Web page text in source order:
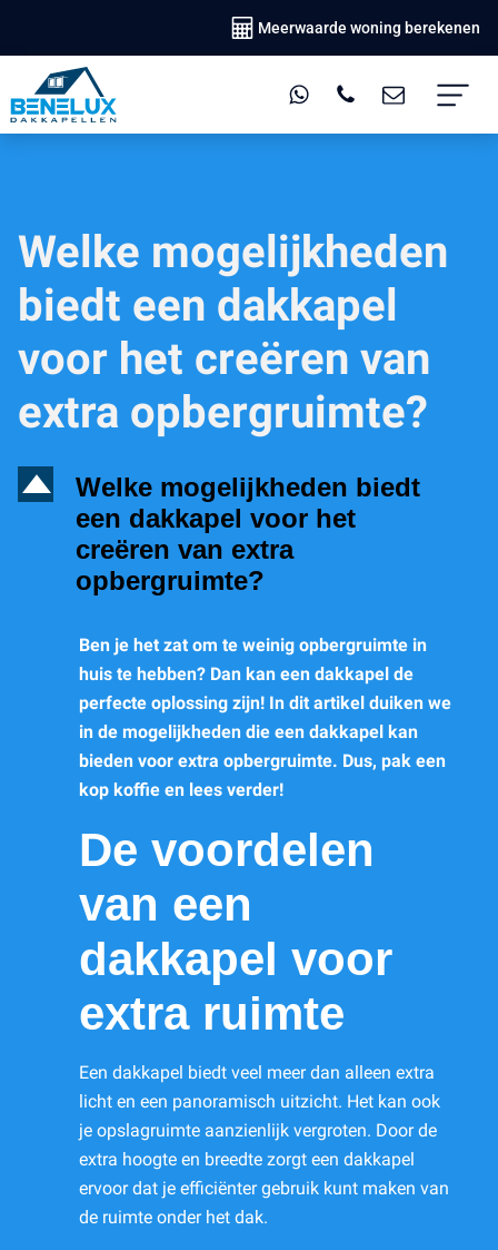
Meerwaarde woning berekenen
Welke mogelijkheden
biedt een dakkapel
voor het creëren van
extra opbergruimte?
D
Welke mogelijkheden biedt
een dakkapel voor het
creëren van extra
opbergruimte?
Ben je het zat om te weinig opbergruimte in
huis te hebben? Dan kan een dakkapel de
perfecte oplossing zijn! In dit artikel duiken we
in de mogelijkheden die een dakkapel kan
bieden voor extra opbergruimte. Dus, pak een
kop koffie en lees verder!
De voordelen
van een
dakkapel voor
extra ruimte
Een dakkapel biedt veel meer dan alleen extra
licht en een panoramisch uitzicht. Het kan ook
je opslagruimte aanzienlijk vergroten. Door de
extra hoogte en breedte zorgt een dakkapel
ervoor dat je efficiënter gebruik kunt maken van
de ruimte onder het dak.